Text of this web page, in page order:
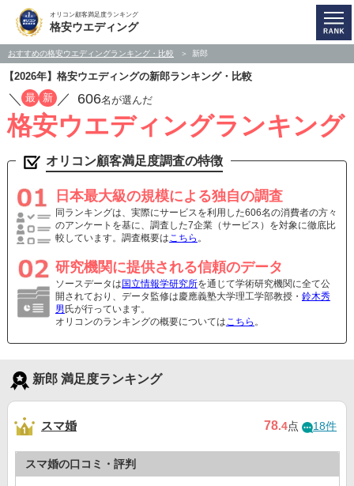
オリコン顧客満足度ランキング
格安ウエディング
おすすめの格安ウエディングランキング・比較 新郎
【2026年】格安ウエディングの新郎ランキング・比較
／ 最 新 ／ 606名が選んだ
格安ウエディングランキング
オリコン顧客満足度調査の特徴
日本最大級の規模による独自の調査
同ランキングは、実際にサービスを利用した606名の消費者の方々
のアンケートを基に、調査した7企業（サービス）を対象に徹底比
較しています。調査概要はこちら 。
研究機関に提供される信頼のデータ
ソースデータは 国立情報学研究所を通じて学術研究機関に全て公
開されており、データ監修は慶應義塾大学理工学部教授・ 鈴木秀
男 氏が行っています。
オリコンのランキングの概要についてはこちら 。
新郎 満足度ランキング
スマ婚 78.4点 18件
スマ婚の口コミ・評判